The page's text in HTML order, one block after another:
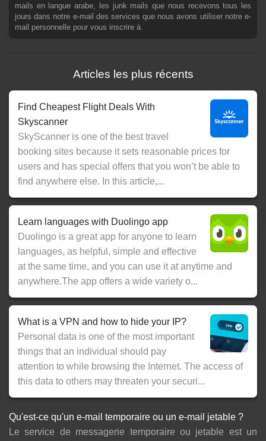
mails en langue arabe, les junk mails que nous recevons tous les
jours dans notre e-mail des services que nous avons utiliser notre e-
mail personnelle pour vous inscrire à.
Articles les plus récents
Find Cheapest Flight Deals With
Skyscanner
SkyScanner is one of the best travel
booking sites because it sets reasonable prices for
users and has special offers that you won’t be able to
find anywhere else. In this article,...
Learn languages with Duolingo app
Duolingo is a great app for anyone to learn
languages, as helpful, simple and effective
at the same time, and you can use it at anytime and
anywhere.The app offers a wide variety o...
What is a VPN and how to hide your IP?
Personal data is one of the most important
things that an individual should pay
attention to while browsing the Internet. The access of
this data to others may threaten your securi...
Qu'est-ce qu'un e-mail temporaire ou un e-mail jetable ?
Le service de messagerie temporaire ou jetable est un